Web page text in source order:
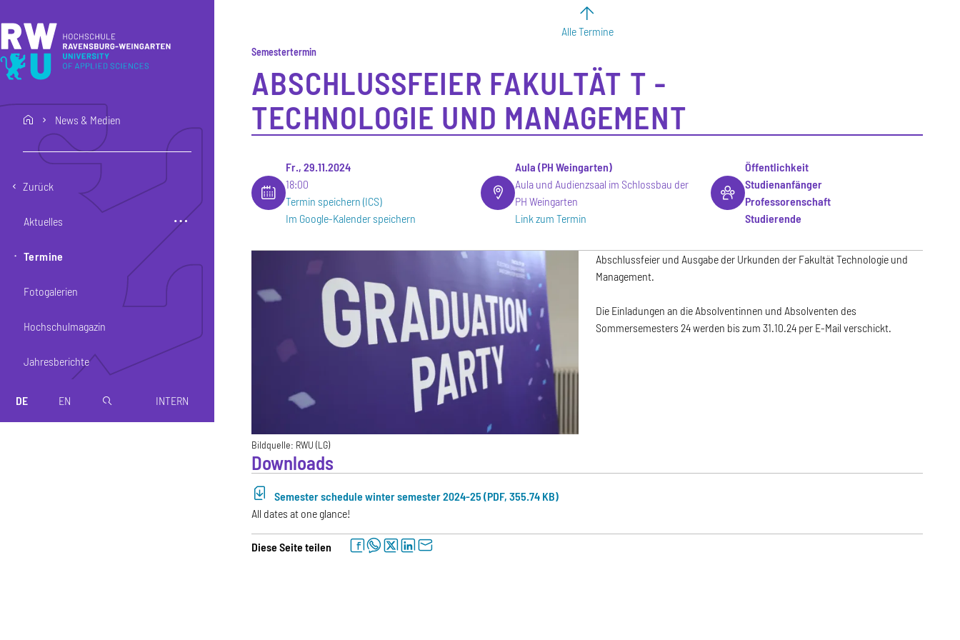
home News & Medien
Zurück
Aktuelles
Termine
Fotogalerien
Hochschulmagazin
Jahresberichte
DE EN magnifier INTERN
Alle Termine
Semestertermin
ABSCHLUSSFEIER FAKULTÄT T -
TECHNOLOGIE UND MANAGEMENT
Fr., 29.11.2024
18:00
Termin speichern (ICS)
Im Google-Kalender speichern
Aula (PH Weingarten)
Aula und Audienzsaal im Schlossbau der
PH Weingarten
Link zum Termin
Öffentlichkeit
Studienanfänger
Professorenschaft
Studierende
Bildquelle: RWU (LG)
Abschlussfeier und Ausgabe der Urkunden der Fakultät Technologie und
Management.
Die Einladungen an die Absolventinnen und Absolventen des
Sommersemesters 24 werden bis zum 31.10.24 per E-Mail verschickt.
Downloads
Semester schedule winter semester 2024-25 (PDF, 355.74 KB)
All dates at one glance!
Diese Seite teilen facebookwhatsapptwitterlinkedinletter